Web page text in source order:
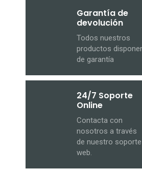
Garantía de
devolución
Todos nuestros
productos
de garantía
24/7 Soporte
Online
Contacta con
nosotros a través
de nuestro soporte
web.